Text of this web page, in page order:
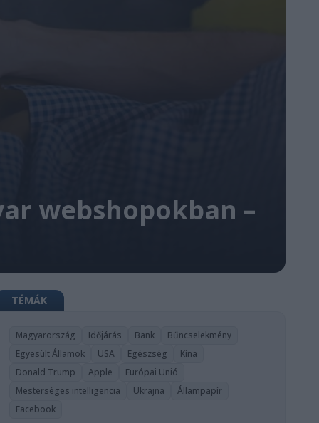
webshopokban –
TÉMÁK
Magyarország Időjárás Bank
Bűncselekmény
Egyesült Államok
USA Egészség
Kína
Donald Trump
Apple
Európai Unió
Mesterséges intelligencia
Ukrajna
Állampapír
Facebook